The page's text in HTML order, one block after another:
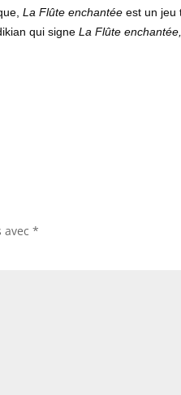
La Flûte enchantéeest un jeu
qui signeLa Flûte enchantée,
avec*